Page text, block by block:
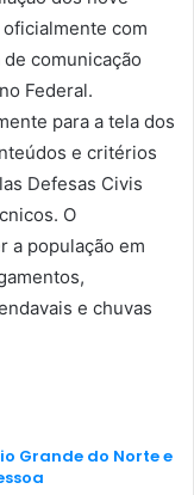
com
comunicação
Federal.
para a tela dos
e critérios
Defesas Civis
O
a população em
e chuvas
Grande do Norte e